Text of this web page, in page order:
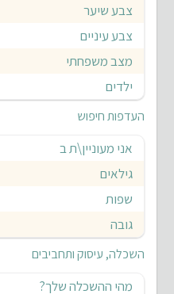
צבע שיער
צבע עיניים
מצב משפחתי
ילדים
העדפות חיפוש
אני מעוניין\ת ב
גילאים
שפות
גובה
השכלה, עיסוק ותחביבים
מהי ההשכלה שלך?